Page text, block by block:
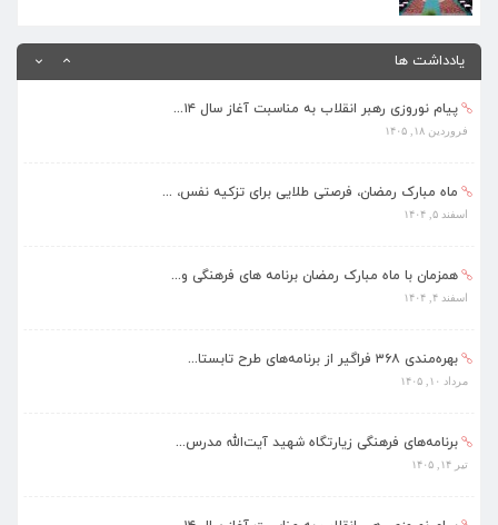
یادداشت ها
پیام نوروزی رهبر انقلاب به مناسبت آغاز سال ۱۴...
فروردین ۱۸, ۱۴۰۵
ماه مبارک رمضان، فرصتی طلایی برای تزکیه نفس، ...
اسفند ۵, ۱۴۰۴
همزمان با ماه مبارک رمضان برنامه های فرهنگی و...
اسفند ۴, ۱۴۰۴
بهره‌مندی ۳۶۸ فراگیر از برنامه‌های طرح تابستا...
مرداد ۱۰, ۱۴۰۵
برنامه‌های فرهنگی زیارتگاه شهید آیت‌الله مدرس...
تیر ۱۴, ۱۴۰۵